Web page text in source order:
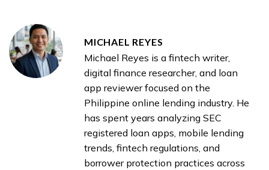
MICHAEL REYES
Michael Reyes is a fintech writer,
digital finance researcher, and loan
app reviewer focused on the
Philippine online lending industry. He
has spent years analyzing SEC
registered loan apps, mobile lending
trends, fintech regulations, and
borrower protection practices across